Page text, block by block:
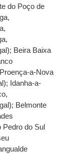
do Poço de
; Beira Baixa
Proença-a-Nova
; Idanha-a-
; Belmonte
Pedro do Sul